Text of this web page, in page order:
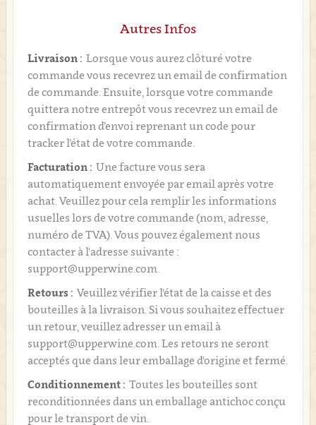
Autres Infos
Livraison : Lorsque vous aurez clôturé votre
commande vous recevrez un email de confirmation
de commande. Ensuite, lorsque votre commande
quittera notre entrepôt vous recevrez un email de
confirmation d’envoi reprenant un code pour
tracker l’état de votre commande.
Facturation : Une facture vous sera
automatiquement envoyée par email après votre
achat. Veuillez pour cela remplir les informations
usuelles lors de votre commande (nom, adresse,
numéro de TVA). Vous pouvez également nous
contacter à l'adresse suivante :
support@upperwine.com.
Retours : Veuillez vérifier l'état de la caisse et des
bouteilles à la livraison. Si vous souhaitez effectuer
un retour, veuillez adresser un email à
support@upperwine.com. Les retours ne seront
acceptés que dans leur emballage d'origine et fermé.
Conditionnement : Toutes les bouteilles sont
reconditionnées dans un emballage antichoc conçu
pour le transport de vin.